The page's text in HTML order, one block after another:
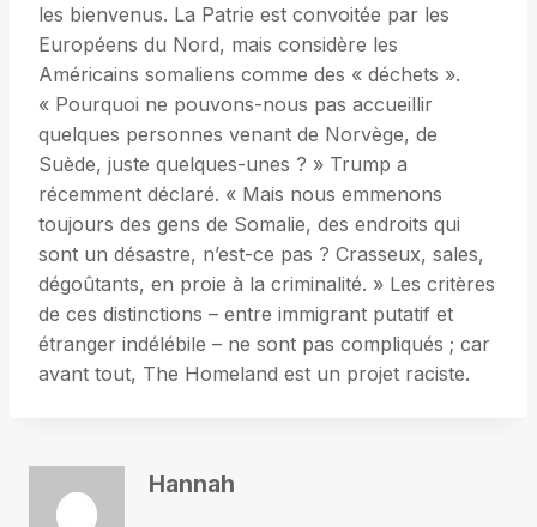
les bienvenus. La Patrie est convoitée par les
Européens du Nord, mais considère les
Américains somaliens comme des « déchets ».
« Pourquoi ne pouvons-nous pas accueillir
quelques personnes venant de Norvège, de
Suède, juste quelques-unes ? » Trump a
récemment déclaré. « Mais nous emmenons
toujours des gens de Somalie, des endroits qui
sont un désastre, n’est-ce pas ? Crasseux, sales,
dégoûtants, en proie à la criminalité. » Les critères
de ces distinctions – entre immigrant putatif et
étranger indélébile – ne sont pas compliqués ; car
avant tout, The Homeland est un projet raciste.
Hannah